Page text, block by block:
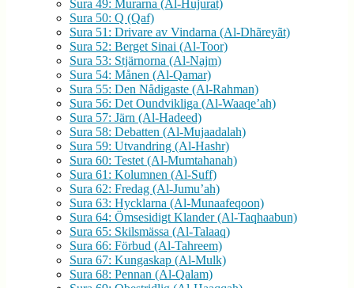
Sura 49: Murarna (Al-Hujurat)
Sura 50: Q (Qaf)
Sura 51: Drivare av Vindarna (Al-Dhãreyãt)
Sura 52: Berget Sinai (Al-Toor)
Sura 53: Stjärnorna (Al-Najm)
Sura 54: Månen (Al-Qamar)
Sura 55: Den Nådigaste (Al-Rahman)
Sura 56: Det Oundvikliga (Al-Waaqe’ah)
Sura 57: Järn (Al-Hadeed)
Sura 58: Debatten (Al-Mujaadalah)
Sura 59: Utvandring (Al-Hashr)
Sura 60: Testet (Al-Mumtahanah)
Sura 61: Kolumnen (Al-Suff)
Sura 62: Fredag (Al-Jumu’ah)
Sura 63: Hycklarna (Al-Munaafeqoon)
Sura 64: Ömsesidigt Klander (Al-Taqhaabun)
Sura 65: Skilsmässa (Al-Talaaq)
Sura 66: Förbud (Al-Tahreem)
Sura 67: Kungaskap (Al-Mulk)
Sura 68: Pennan (Al-Qalam)